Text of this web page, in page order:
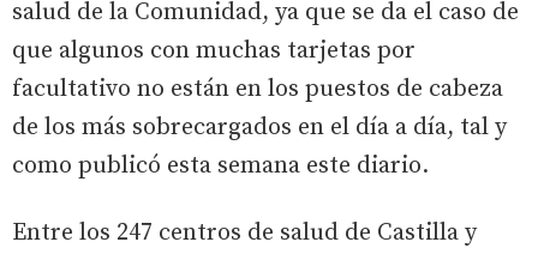
salud de la Comunidad, ya que se da el caso de
que algunos con muchas tarjetas por
facultativo no están en los puestos de cabeza
de los más sobrecargados en el día a día, tal y
como publicó esta semana este diario.
Entre los 247 centros de salud de Castilla y